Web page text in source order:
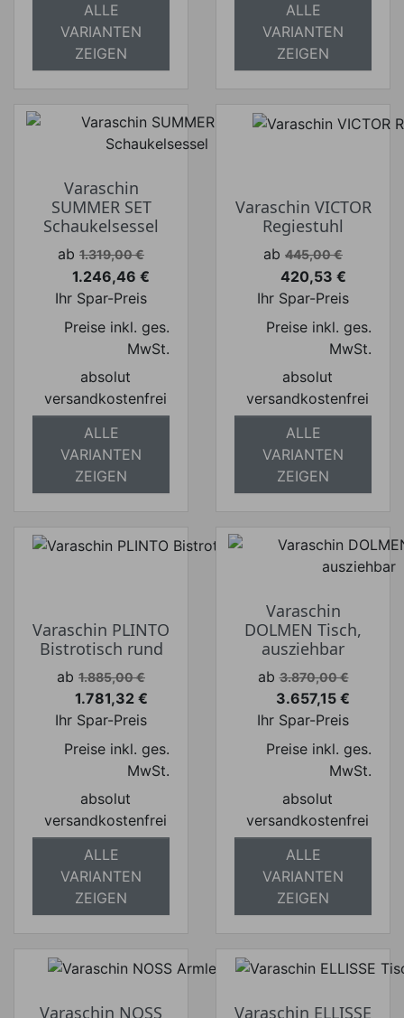
ALLE
VARIANTEN
ZEIGEN
ALLE
VARIANTEN
ZEIGEN
Varaschin
SUMMER SET
Schaukelsessel
Verkaufspreis
ab 1.319,00 €
Preis
1.246,46 €
Ihr Spar-Preis
Preise inkl. ges.
MwSt.
absolut
versandkostenfrei
ALLE
VARIANTEN
ZEIGEN
Varaschin VICTOR
Regiestuhl
Verkaufspreis
ab 445,00 €
Preis
420,53 €
Ihr Spar-Preis
Preise inkl. ges.
MwSt.
absolut
versandkostenfrei
ALLE
VARIANTEN
ZEIGEN
Varaschin PLINTO
Bistrotisch rund
Verkaufspreis
ab 1.885,00 €
Preis
1.781,32 €
Ihr Spar-Preis
Preise inkl. ges.
MwSt.
absolut
versandkostenfrei
ALLE
VARIANTEN
ZEIGEN
Varaschin
DOLMEN Tisch,
ausziehbar
Verkaufspreis
ab 3.870,00 €
Preis
3.657,15 €
Ihr Spar-Preis
Preise inkl. ges.
MwSt.
absolut
versandkostenfrei
ALLE
VARIANTEN
ZEIGEN
Varaschin NOSS
Varaschin ELLISSE